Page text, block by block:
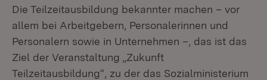
Die Teilzeitausbildung bekannter machen – vor
allem bei Arbeitgebern, Personalerinnen und
Personalern sowie in Unternehmen –, das ist das
Ziel der Veranstaltung „Zukunft
Teilzeitausbildung“, zu der das Sozialministerium